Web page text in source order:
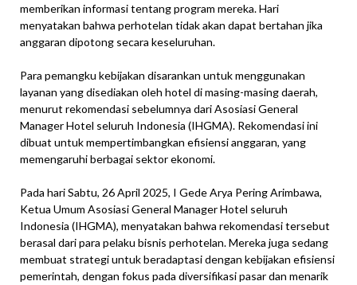
memberikan informasi tentang program mereka. Hari
menyatakan bahwa perhotelan tidak akan dapat bertahan jika
anggaran dipotong secara keseluruhan.
Para pemangku kebijakan disarankan untuk menggunakan
layanan yang disediakan oleh hotel di masing-masing daerah,
menurut rekomendasi sebelumnya dari Asosiasi General
Manager Hotel seluruh Indonesia (IHGMA). Rekomendasi ini
dibuat untuk mempertimbangkan efisiensi anggaran, yang
memengaruhi berbagai sektor ekonomi.
Pada hari Sabtu, 26 April 2025, I Gede Arya Pering Arimbawa,
Ketua Umum Asosiasi General Manager Hotel seluruh
Indonesia (IHGMA), menyatakan bahwa rekomendasi tersebut
berasal dari para pelaku bisnis perhotelan. Mereka juga sedang
membuat strategi untuk beradaptasi dengan kebijakan efisiensi
pemerintah, dengan fokus pada diversifikasi pasar dan menarik